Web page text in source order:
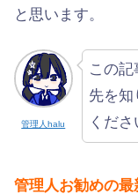
と思います。
管理人halu
この
先を知
くださ
管理人お勧めの